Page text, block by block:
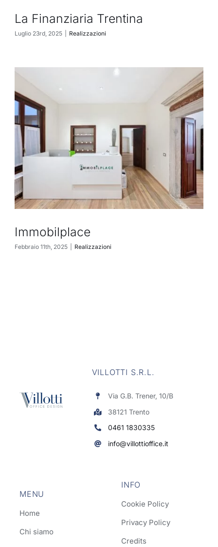
La Finanziaria Trentina
Luglio 23rd, 2025 Realizzazioni
Immobilplace
Febbraio 11th, 2025 Realizzazioni
VILLOTTI S.R.L.
Via G.B. Trener, 10/B
38121 Trento
0461 1830335
info@villottioffice.it
MENU
Home
Chi siamo
INFO
Cookie Policy
Privacy Policy
Credits